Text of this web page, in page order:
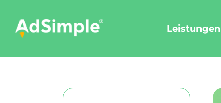
content
Leistungen